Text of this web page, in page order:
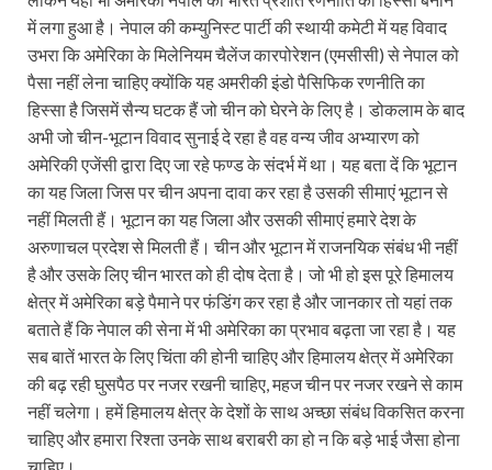
में लगा हुआ है। नेपाल की कम्युनिस्ट पार्टी की स्थायी कमेटी में यह विवाद
उभरा कि अमेरिका के मिलेनियम चैलेंज कारपोरेशन (एमसीसी) से नेपाल को
पैसा नहीं लेना चाहिए क्योंकि यह अमरीकी इंडो पैसिफिक रणनीति का
हिस्सा है जिसमें सैन्य घटक हैं जो चीन को घेरने के लिए है। डोकलाम के बाद
अभी जो चीन-भूटान विवाद सुनाई दे रहा है वह वन्य जीव अभ्यारण को
अमेरिकी एजेंसी द्वारा दिए जा रहे फण्ड के संदर्भ में था। यह बता दें कि भूटान
का यह जिला जिस पर चीन अपना दावा कर रहा है उसकी सीमाएं भूटान से
नहीं मिलती हैं। भूटान का यह जिला और उसकी सीमाएं हमारे देश के
अरुणाचल प्रदेश से मिलती हैं। चीन और भूटान में राजनयिक संबंध भी नहीं
है और उसके लिए चीन भारत को ही दोष देता है। जो भी हो इस पूरे हिमालय
क्षेत्र में अमेरिका बड़े पैमाने पर फंडिंग कर रहा है और जानकार तो यहां तक
बताते हैं कि नेपाल की सेना में भी अमेरिका का प्रभाव बढ़ता जा रहा है। यह
सब बातें भारत के लिए चिंता की होनी चाहिए और हिमालय क्षेत्र में अमेरिका
की बढ़ रही घुसपैठ पर नजर रखनी चाहिए, महज चीन पर नजर रखने से काम
नहीं चलेगा। हमें हिमालय क्षेत्र के देशों के साथ अच्छा संबंध विकसित करना
चाहिए और हमारा रिश्ता उनके साथ बराबरी का हो न कि बड़े भाई जैसा होना